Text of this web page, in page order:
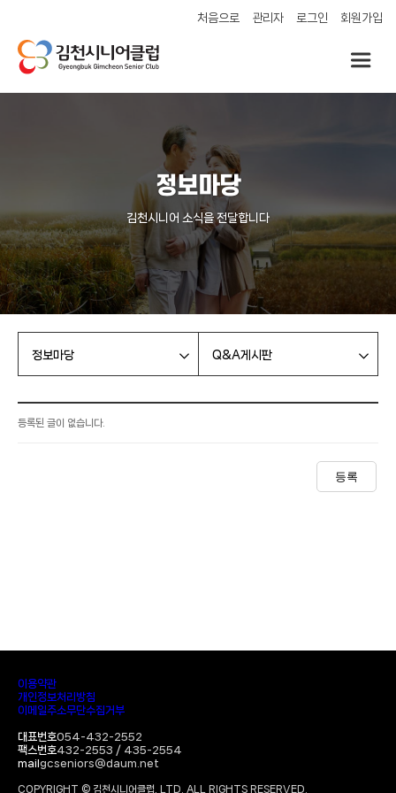
처음으로 관리자 로그인 회원가입
정보마당
김천시니어 소식을 전달합니다
정보마당 Q&A게시판
등록된 글이 없습니다.
등록
이용약관
개인정보처리방침
이메일주소무단수집거부
대표번호054-432-2552
팩스번호432-2553 / 435-2554
mailgcseniors@daum.net
COPYRIGHT © 김천시니어클럽, LTD. ALL RIGHTS RESERVED.